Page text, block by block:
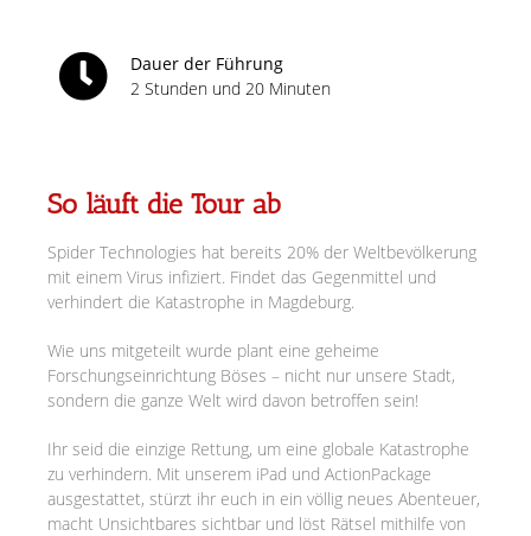
Dauer der Führung
2 Stunden und 20 Minuten
So läuft die Tour ab
Spider Technologies hat bereits 20% der Weltbevölkerung
mit einem Virus infiziert. Findet das Gegenmittel und
verhindert die Katastrophe in Magdeburg.
Wie uns mitgeteilt wurde plant eine geheime
Forschungseinrichtung Böses – nicht nur unsere Stadt,
sondern die ganze Welt wird davon betroffen sein!
Ihr seid die einzige Rettung, um eine globale Katastrophe
zu verhindern. Mit unserem iPad und ActionPackage
ausgestattet, stürzt ihr euch in ein völlig neues Abenteuer,
macht Unsichtbares sichtbar und löst Rätsel mithilfe von